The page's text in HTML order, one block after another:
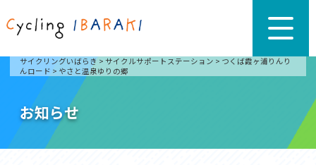
サイクリングいばらき > サイクルサポートステーション > つくば霞ヶ浦りんり
んロード > やさと温泉ゆりの郷
お知らせ